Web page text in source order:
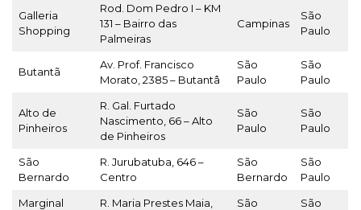
Galleria
Shopping
Rod. Dom Pedro I – KM
131 – Bairro das
Palmeiras
Campinas
São
Paulo
Butantã
Av. Prof. Francisco
Morato, 2385 – Butantâ
São
Paulo
São
Paulo
Alto de
Pinheiros
R. Gal. Furtado
Nascimento, 66 – Alto
de Pinheiros
São
Paulo
São
Paulo
São
Bernardo
R. Jurubatuba, 646 –
Centro
São
Bernardo
São
Paulo
Marginal
R. Maria Prestes Maia,
São
São